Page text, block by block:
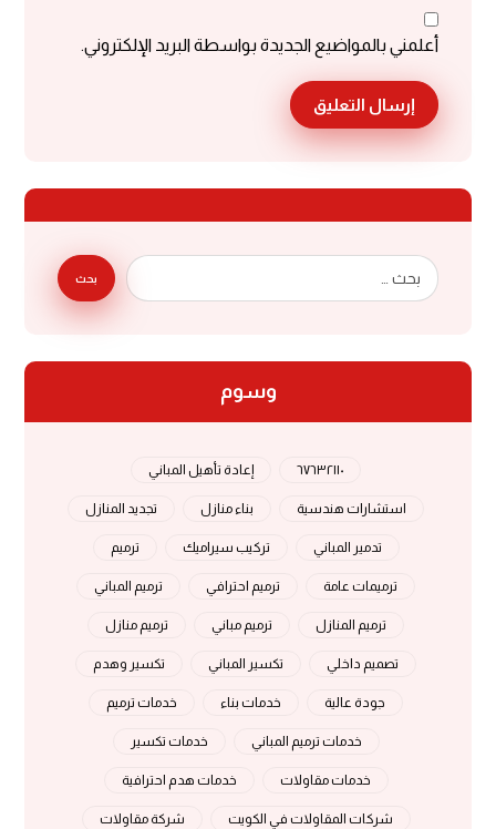
أعلمني بالمواضيع الجديدة بواسطة البريد الإلكتروني.
إرسال التعليق
بحث
وسوم
٦٧٦٣٢١١٠ إعادة تأهيل المباني
استشارات هندسية بناء منازل تجديد المنازل
تدمير المباني تركيب سيراميك ترميم
ترميمات عامة ترميم احترافي ترميم المباني
ترميم المنازل ترميم مباني ترميم منازل
تصميم داخلي تكسير المباني تكسير وهدم
جودة عالية خدمات بناء خدمات ترميم
خدمات ترميم المباني خدمات تكسير
خدمات مقاولات خدمات هدم احترافية
شركات المقاولات في الكويت شركة مقاولات